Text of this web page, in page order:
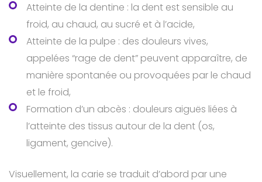
Atteinte de la dentine : la dent est sensible au
froid, au chaud, au sucré et à l’acide,
Atteinte de la pulpe : des douleurs vives,
appelées “rage de dent” peuvent apparaître, de
manière spontanée ou provoquées par le chaud
et le froid,
Formation d’un abcès : douleurs aiguës liées à
l’atteinte des tissus autour de la dent (os,
ligament, gencive).
Visuellement, la carie se traduit d’abord par une